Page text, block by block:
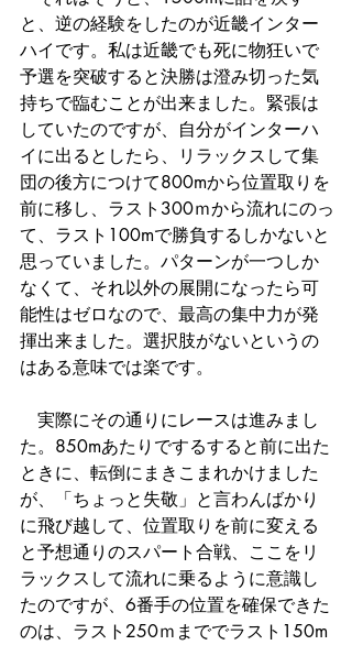
と、逆の経験をしたのが近畿インター
ハイです。私は近畿でも死に物狂いで
予選を突破すると決勝は澄み切った気
持ちで臨むことが出来ました。緊張は
していたのですが、自分がインターハ
イに出るとしたら、リラックスして集
団の後方につけて800mから位置取りを
前に移し、ラスト300ｍから流れにのっ
て、ラスト100mで勝負するしかないと
思っていました。パターンが一つしか
なくて、それ以外の展開になったら可
能性はゼロなので、最高の集中力が発
揮出来ました。選択肢がないというの
はある意味では楽です。
実際にその通りにレースは進みまし
た。850mあたりでするすると前に出た
ときに、転倒にまきこまれかけました
が、「ちょっと失敬」と言わんばかり
に飛び越して、位置取りを前に変える
と予想通りのスパート合戦、ここをリ
ラックスして流れに乗るように意識し
たのですが、6番手の位置を確保できた
のは、ラスト250ｍまででラスト150m